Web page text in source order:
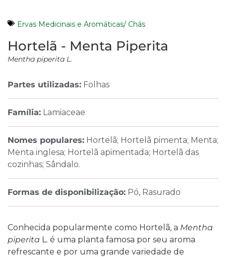
Ervas Medicinais e Aromáticas/ Chás
Hortelã - Menta Piperita
Mentha piperita L.
Partes utilizadas: Folhas
Família: Lamiaceae
Nomes populares: Hortelã; Hortelã pimenta; Menta;
Menta inglesa; Hortelã apimentada; Hortelã das
cozinhas; Sândalo.
Formas de disponibilização: Pó, Rasurado
Conhecida popularmente como Hortelã, a Mentha
piperita L. é uma planta famosa por seu aroma
refrescante e por uma grande variedade de